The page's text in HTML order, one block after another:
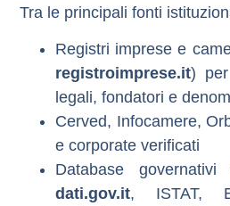
Tra le principali fonti
Registri imprese e
registroimprese.it)
legali, fondatori e
Cerved, Infocamere,
e corporate verificati
Database
dati.gov.it, ISTAT,